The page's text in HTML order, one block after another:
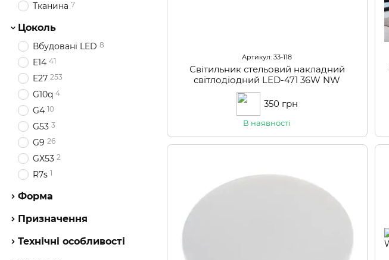
Артикул: 33-118
Світильник стельовий накладний
світлодіодний LED-471 36W NW
350 грн
В наявності
Тканина 7
Цоколь
Вбудовані LED 8
E14 41
E27 253
G10q 4
G4 10
G53 3
G9 26
GX53 2
R7s 1
Форма
Призначення
Технічні особливості